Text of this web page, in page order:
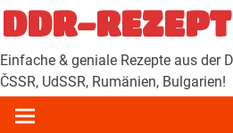
Zum
Inhalt
springen
DDR-
Einfache & geniale Rezepte aus der
ČSSR, UdSSR, Rumänien, Bulgarien!